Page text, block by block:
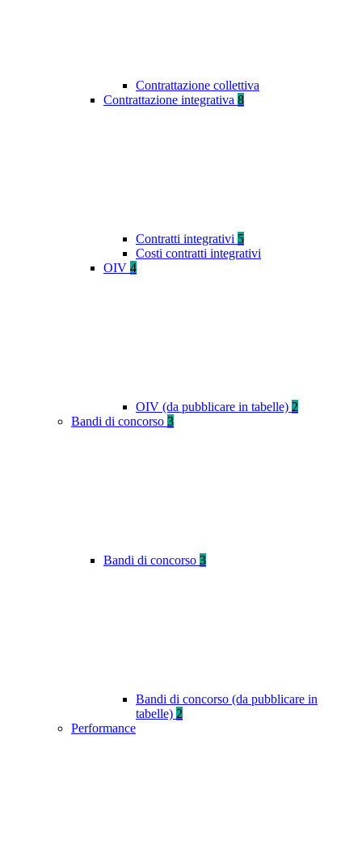
Contrattazione collettiva
Contrattazione integrativa 8
Contratti integrativi 5
Costi contratti integrativi
OIV 4
OIV (da pubblicare in tabelle) 2
Bandi di concorso 3
Bandi di concorso 3
Bandi di concorso (da pubblicare in
tabelle) 2
Performance